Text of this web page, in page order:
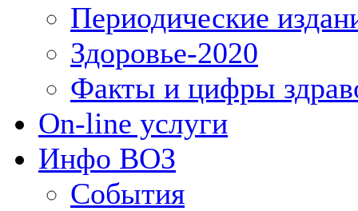
Периодические
Здоровье-2020
Факты и цифры
On-line услуги
Инфо ВОЗ
События